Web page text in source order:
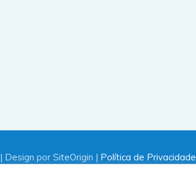
| Design por SiteOrigin | Política de Privacidade